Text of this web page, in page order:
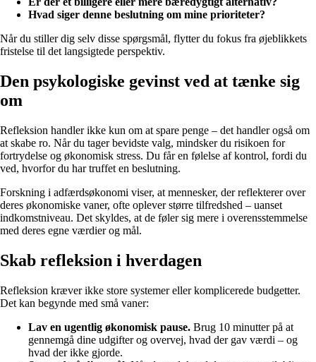
Hvad siger denne beslutning om mine prioriteter?
Når du stiller dig selv disse spørgsmål, flytter du fokus fra øjeblikkets
fristelse til det langsigtede perspektiv.
Den psykologiske gevinst ved at tænke sig
om
Refleksion handler ikke kun om at spare penge – det handler også om
at skabe ro. Når du tager bevidste valg, mindsker du risikoen for
fortrydelse og økonomisk stress. Du får en følelse af kontrol, fordi du
ved, hvorfor du har truffet en beslutning.
Forskning i adfærdsøkonomi viser, at mennesker, der reflekterer over
deres økonomiske vaner, ofte oplever større tilfredshed – uanset
indkomstniveau. Det skyldes, at de føler sig mere i overensstemmelse
med deres egne værdier og mål.
Skab refleksion i hverdagen
Refleksion kræver ikke store systemer eller komplicerede budgetter.
Det kan begynde med små vaner:
Lav en ugentlig økonomisk pause. Brug 10 minutter på at
gennemgå dine udgifter og overvej, hvad der gav værdi – og
hvad der ikke gjorde.